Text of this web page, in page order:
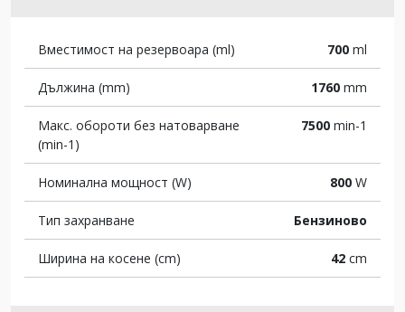
Вместимост на резервоара (ml) 700 ml
Дължина (mm) 1760 mm
Макс. обороти без натоварване
(min-1)
7500 min-1
Номинална мощност (W) 800 W
Тип захранване Бензиново
Ширина на косене (cm) 42 cm